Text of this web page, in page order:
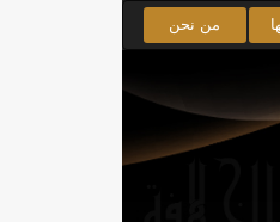
من نحن